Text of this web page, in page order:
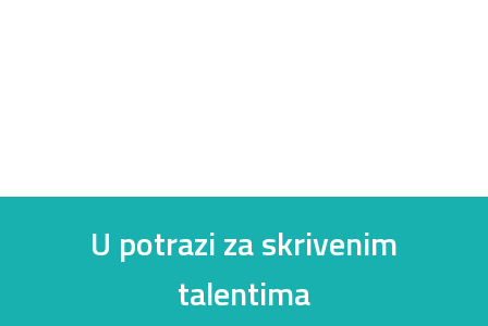
U potrazi za skrivenim
talentima